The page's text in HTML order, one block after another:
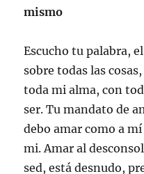
mismo
Escucho tu palabra,
sobre todas las
toda mi alma, con
ser. Tu mandato de
debo amar como a
mi. Amar al
sed, está desnudo,